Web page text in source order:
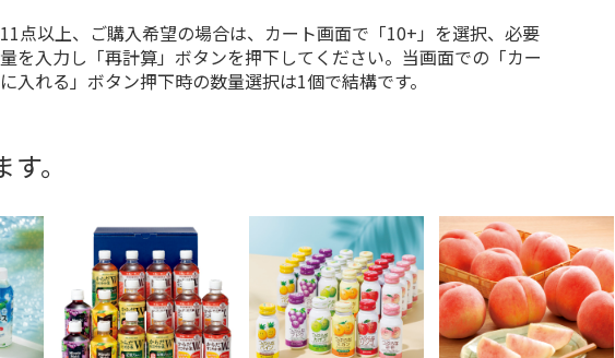
点以上、ご購入希望の場合は、カート画面で「10+」を選択、必要
を入力し「再計算」ボタンを押下してください。当画面での「カー
に入れる」ボタン押下時の数量選択は1個で結構です。
。